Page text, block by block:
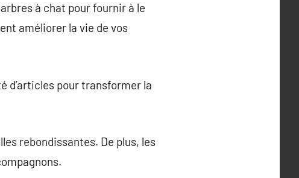
à chat pour fournir à le
améliorer la vie de vos
d’articles pour transformer la
rebondissantes. De plus, les